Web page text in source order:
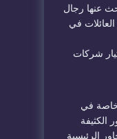
عنها رجال
في
شركات
خاصة في
الكثيفة
الرئيسية